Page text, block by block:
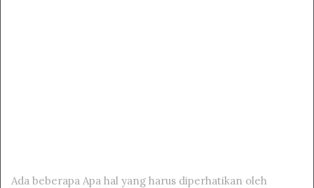
Ada beberapa Apa hal yang harus diperhatikan oleh